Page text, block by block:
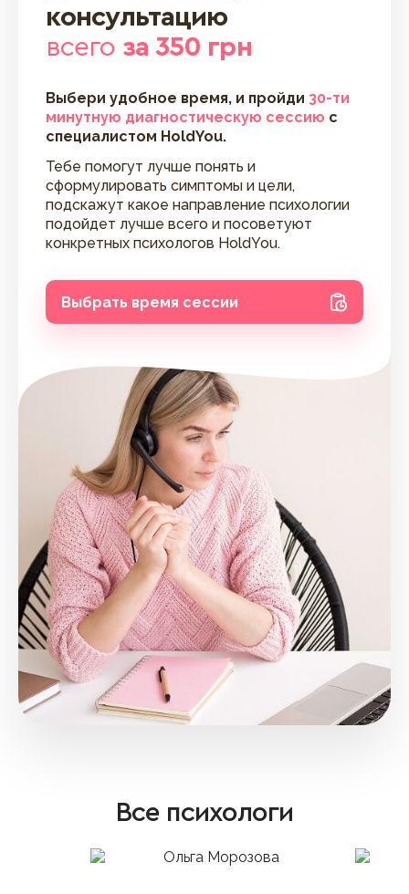
консультацию
всего за 350 грн
Выбери удобное время, и пройди 30-ти
минутную диагностическую сессию с
специалистом HoldYou.
Тебе помогут лучше понять и
сформулировать симптомы и цели,
подскажут какое направление психологии
подойдет лучше всего и посоветуют
конкретных психологов HoldYou.
Выбрать время сессии
Все психологи